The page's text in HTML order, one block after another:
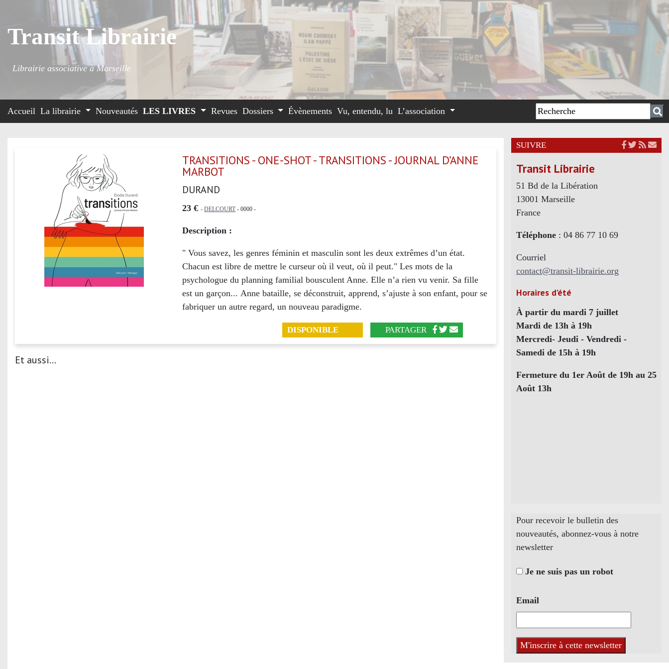
Transit Librairie
Librairie associative à Marseille
Accueil La librairie Nouveautés LES LIVRES Revues Dossiers Évènements Vu, entendu, lu L’association
TRANSITIONS - ONE-SHOT - TRANSITIONS - JOURNAL D’ANNE
MARBOT
DURAND
23 € -DELCOURT- 0000 -
Description :
" Vous savez, les genres féminin et masculin sont les deux extrêmes d’un état.
Chacun est libre de mettre le curseur où il veut, où il peut." Les mots de la
psychologue du planning familial bousculent Anne. Elle n’a rien vu venir. Sa fille
est un garçon... Anne bataille, se déconstruit, apprend, s’ajuste à son enfant, pour se
fabriquer un autre regard, un nouveau paradigme.
DISPONIBLE PARTAGER
Et aussi...
SUIVRE
Transit Librairie
51 Bd de la Libération
13001 Marseille
France
Téléphone: 04 86 77 10 69
Courriel
contact@transit-librairie.org
Horaires d’été
À partir du mardi 7 juillet
Mardi de 13h à 19h
Mercredi- Jeudi - Vendredi -
Samedi de 15h à 19h
Fermeture du 1er Août de 19h au 25
Août 13h
Pour recevoir le bulletin des
nouveautés, abonnez-vous à notre
newsletter
Je ne suis pas un robot
Email